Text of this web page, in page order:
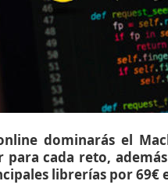
dominarás el
cada reto,
librerías por 69€